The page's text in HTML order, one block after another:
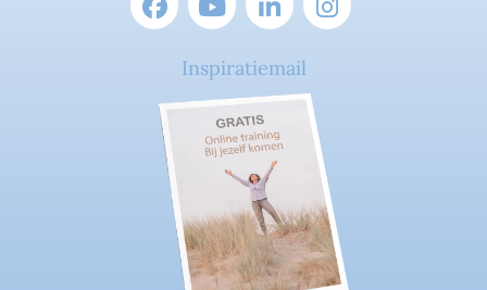
Inspiratiemail